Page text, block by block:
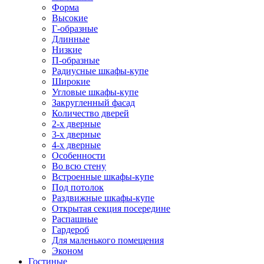
Форма
Высокие
Г-образные
Длинные
Низкие
П-образные
Радиусные шкафы-купе
Широкие
Угловые шкафы-купе
Закругленный фасад
Количество дверей
2-х дверные
3-х дверные
4-х дверные
Особенности
Во всю стену
Встроенные шкафы-купе
Под потолок
Раздвижные шкафы-купе
Открытая секция посередине
Распашные
Гардероб
Для маленького помещения
Эконом
Гостиные